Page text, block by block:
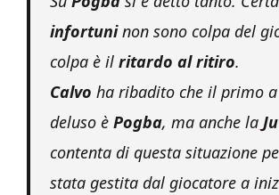
infortuninon sono colpa del
colpa è il ritardo al ritiro.
Calvo ha ribadito che il primo a
deluso è Pogba, ma anche la
contenta di questa situazione
stata gestita dal giocatore a